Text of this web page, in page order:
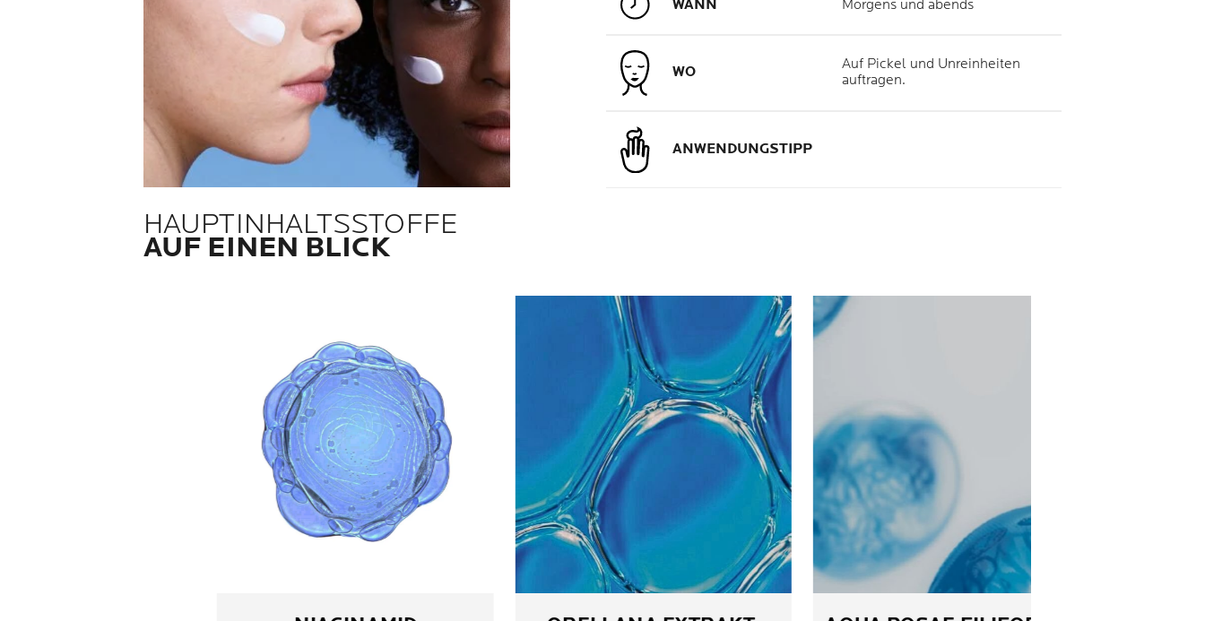
WANN Morgens und abends
WO
Auf Pickel und Unreinheiten
auftragen.
ANWENDUNGSTIPP
HAUPTINHALTSSTOFFE
AUF EINEN BLICK